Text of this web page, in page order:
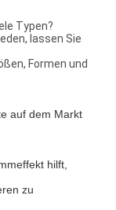
Typen?
lassen Sie
Formen und
auf dem Markt
hilft,
zu